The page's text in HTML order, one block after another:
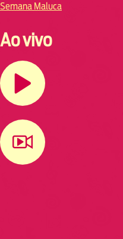
Semana Maluca
Ao vivo